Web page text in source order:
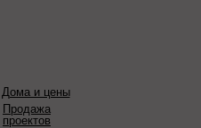
Дома и цены
Продажа
проектов